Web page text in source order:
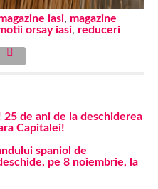
iasi, magazine
orsay iasi, reduceri
de ani de la deschiderea
Capitalei!
spaniol de
pe 8 noiembrie, la